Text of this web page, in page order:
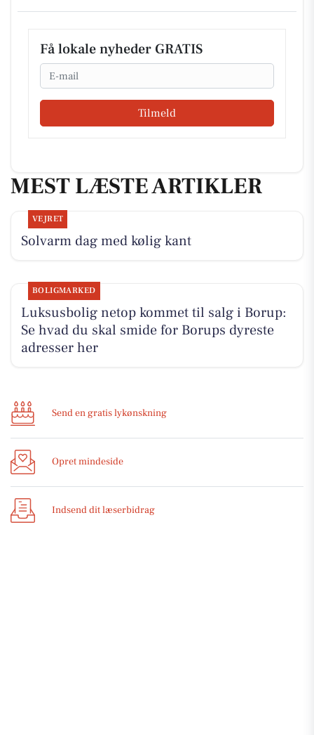
Få lokale nyheder GRATIS
Email
Tilmeld
MEST LÆSTE ARTIKLER
VEJRET
Solvarm dag med kølig kant
BOLIGMARKED
Luksusbolig netop kommet til salg i Borup:
Se hvad du skal smide for Borups dyreste
adresser her
Send en gratis lykønskning
Opret mindeside
Indsend dit læserbidrag